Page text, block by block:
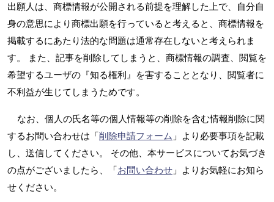
出願人は、商標情報が公開される前提を理解した上で、自分自
身の意思により商標出願を行っていると考えると、商標情報を
掲載するにあたり法的な問題は通常存在しないと考えられま
す。 また、記事を削除してしまうと、商標情報の調査、閲覧を
希望するユーザの『知る権利』を害することとなり、閲覧者に
不利益が生じてしまうためです。
なお、個人の氏名等の個人情報等の削除を含む情報削除に関
するお問い合わせは「削除申請フォーム 」より必要事項を記載
し、送信してください。 その他、本サービスについてお気づき
の点がございましたら、「お問い合わせ 」よりお気軽にお知ら
せください。